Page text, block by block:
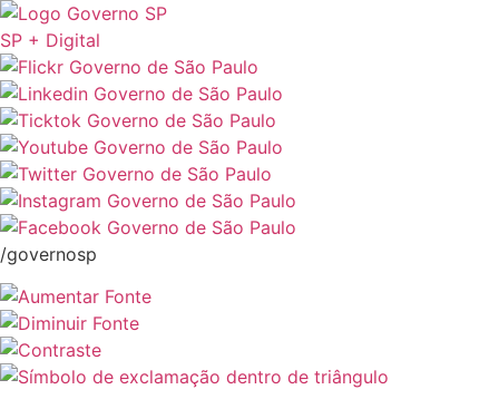
SP + Digital
/governosp